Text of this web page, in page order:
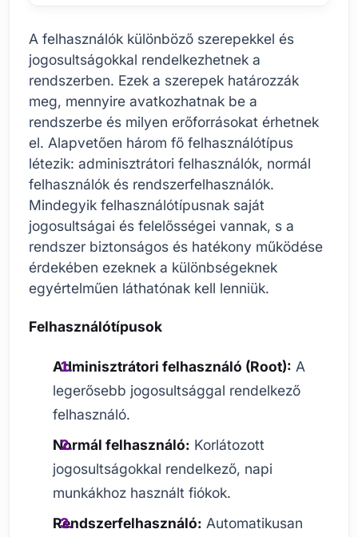
A felhasználók különböző szerepekkel és
jogosultságokkal rendelkezhetnek a
rendszerben. Ezek a szerepek határozzák
meg, mennyire avatkozhatnak be a
rendszerbe és milyen erőforrásokat érhetnek
el. Alapvetően három fő felhasználótípus
létezik: adminisztrátori felhasználók, normál
felhasználók és rendszerfelhasználók.
Mindegyik felhasználótípusnak saját
jogosultságai és felelősségei vannak, s a
rendszer biztonságos és hatékony működése
érdekében ezeknek a különbségeknek
egyértelműen láthatónak kell lenniük.
Felhasználótípusok
Adminisztrátori felhasználó (Root): A
legerősebb jogosultsággal rendelkező
felhasználó.
Normál felhasználó: Korlátozott
jogosultságokkal rendelkező, napi
munkákhoz használt fiókok.
Rendszerfelhasználó: Automatikusan